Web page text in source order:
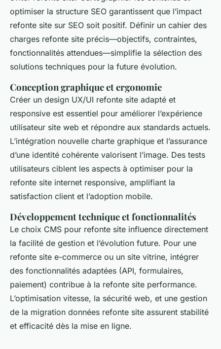
optimiser la structure SEO garantissent que l’impact
refonte site sur SEO soit positif. Définir un cahier des
charges refonte site précis—objectifs, contraintes,
fonctionnalités attendues—simplifie la sélection des
solutions techniques pour la future évolution.
Conception graphique et ergonomie
Créer un design UX/UI refonte site adapté et
responsive est essentiel pour améliorer l’expérience
utilisateur site web et répondre aux standards actuels.
L’intégration nouvelle charte graphique et l’assurance
d’une identité cohérente valorisent l’image. Des tests
utilisateurs ciblent les aspects à optimiser pour la
refonte site internet responsive, amplifiant la
satisfaction client et l’adoption mobile.
Développement technique et fonctionnalités
Le choix CMS pour refonte site influence directement
la facilité de gestion et l’évolution future. Pour une
refonte site e-commerce ou un site vitrine, intégrer
des fonctionnalités adaptées (API, formulaires,
paiement) contribue à la refonte site performance.
L’optimisation vitesse, la sécurité web, et une gestion
de la migration données refonte site assurent stabilité
et efficacité dès la mise en ligne.